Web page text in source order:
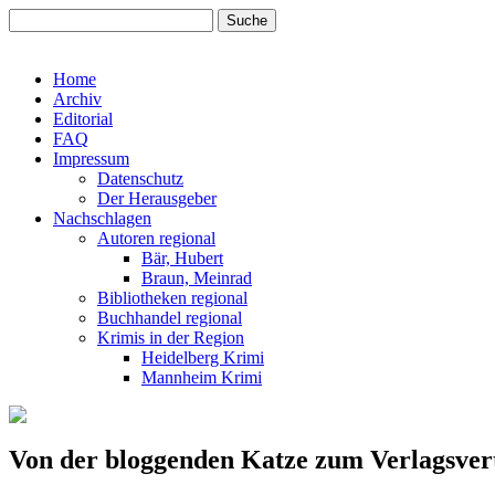
Home
Archiv
Editorial
FAQ
Impressum
Datenschutz
Der Herausgeber
Nachschlagen
Autoren regional
Bär, Hubert
Braun, Meinrad
Bibliotheken regional
Buchhandel regional
Krimis in der Region
Heidelberg Krimi
Mannheim Krimi
Von der bloggenden Katze zum